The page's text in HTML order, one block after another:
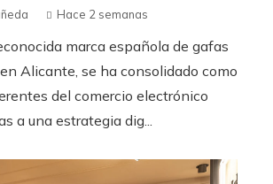
Hace 2 semanas
marca española de gafas
Alicante, se ha consolidado como
del comercio electrónico
a una estrategia dig...